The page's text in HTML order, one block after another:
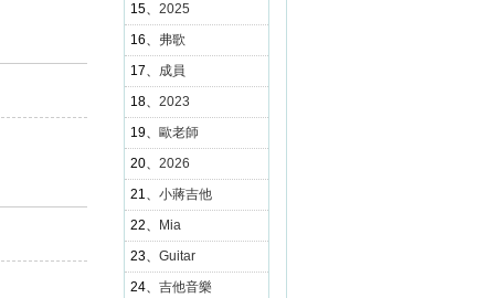
15、 2025
16、 弗歌
17、 成員
18、 2023
19、 歐老師
20、 2026
21、 小蔣吉他
22、
Mia
23、 Guitar
24、 吉他音樂